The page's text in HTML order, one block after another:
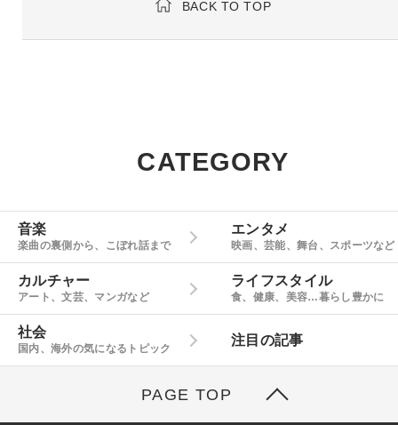
BACK TO TOP
CATEGORY
音楽
楽曲の裏側から、こぼれ話まで
エンタメ
映画、芸能、舞台、スポーツなど
カルチャー
アート、文芸、マンガなど
ライフスタイル
食、健康、美容…暮らし豊かに
社会
国内、海外の気になるトピック
注目の記事
PAGE TOP